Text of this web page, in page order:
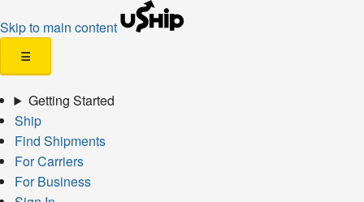
Skip to main content
☰
Getting Started
Ship
Find Shipments
For Carriers
For Business